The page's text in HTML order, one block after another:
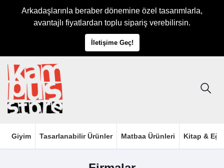
Arkadaşlarınla beraber dönemine özel tasarımlarla,
avantajlı fiyatlardan toplu sipariş verebilirsin.
İletişime Geç!
Giyim Tasarlanabilir Ürünler Matbaa Ürünleri Kitap &